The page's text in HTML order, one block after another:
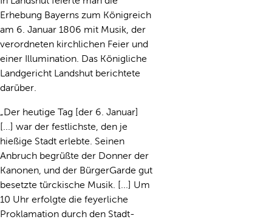
Erhebung Bayerns zum Königreich
am 6. Januar 1806 mit Musik, der
verordneten kirchlichen Feier und
einer Illumination. Das Königliche
Landgericht Landshut berichtete
darüber.
„Der heutige Tag [der 6. Januar]
[...] war der festlichste, den je
hießige Stadt erlebte. Seinen
Anbruch begrüßte der Donner der
Kanonen, und der BürgerGarde gut
besetzte türckische Musik. [...] Um
10 Uhr erfolgte die feyerliche
Proklamation durch den Stadt-